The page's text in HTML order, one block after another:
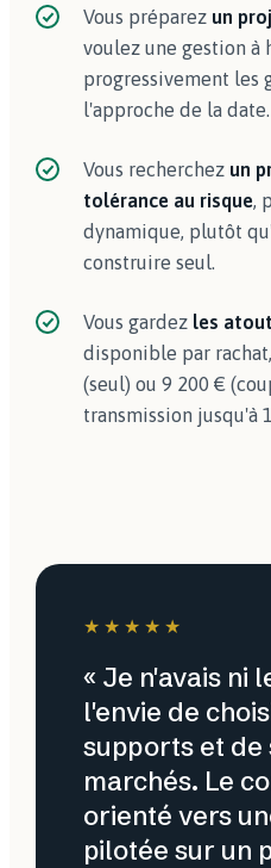
Vous préparez un
voulez une gestion à
progressivement les
l'approche de la date.
Vous recherchez un
tolérance au risque,
dynamique, plutôt
construire seul.
Vous gardez les
disponible par
(seul) ou 9 200 €
transmission jusqu'à
★★★★★
« Je n'avais ni
l'envie de
supports et de
marchés. Le
orienté vers
pilotée sur un